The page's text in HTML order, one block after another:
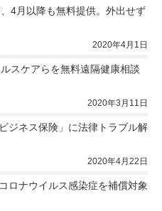
4月以降も無料提供。外出せず
2020年4月1日
スケアらを無料遠隔健康相談
2020年3月11日
ジネス保険」に法律トラブル解
2020年4月22日
ロナウイルス感染症を補償対象